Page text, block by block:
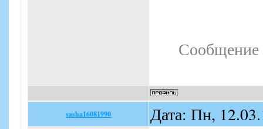
Сообщение
sasha16081990 Дата: Пн,